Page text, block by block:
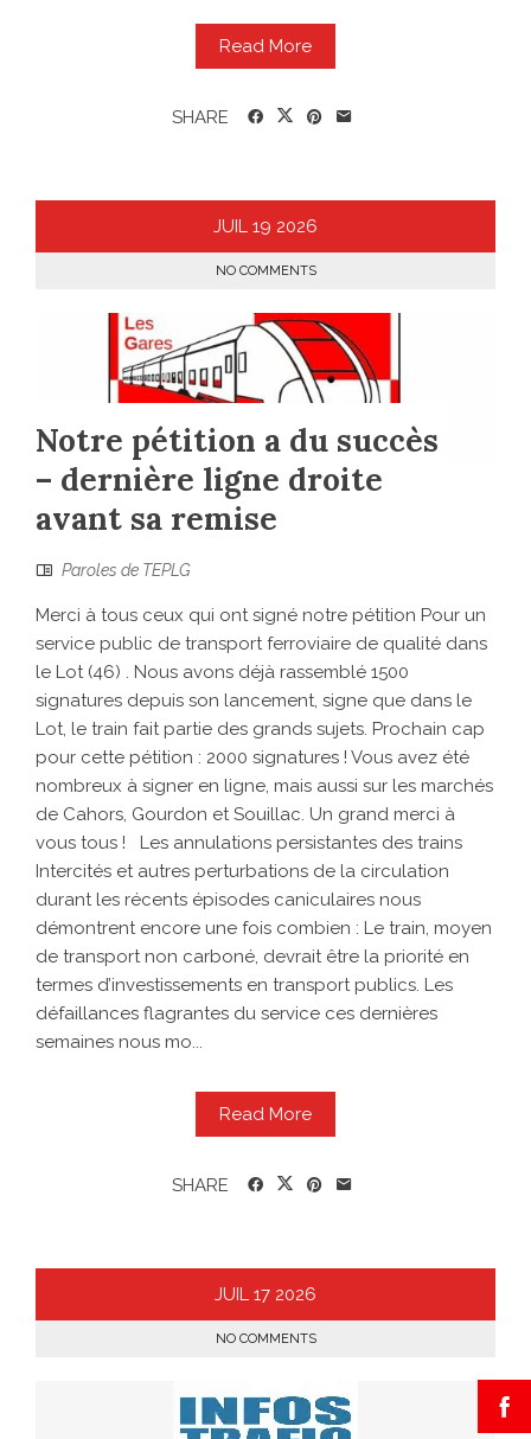
Read More
SHARE
JUIL 19 2026
NO COMMENTS
Notre pétition a du succès
– dernière ligne droite
avant sa remise
Paroles de TEPLG
Merci à tous ceux qui ont signé notre pétition Pour un
service public de transport ferroviaire de qualité dans
le Lot (46) . Nous avons déjà rassemblé 1500
signatures depuis son lancement, signe que dans le
Lot, le train fait partie des grands sujets. Prochain cap
pour cette pétition : 2000 signatures ! Vous avez été
nombreux à signer en ligne, mais aussi sur les marchés
de Cahors, Gourdon et Souillac. Un grand merci à
vous tous ! Les annulations persistantes des trains
Intercités et autres perturbations de la circulation
durant les récents épisodes caniculaires nous
démontrent encore une fois combien : Le train, moyen
de transport non carboné, devrait être la priorité en
termes d’investissements en transport publics. Les
défaillances flagrantes du service ces dernières
semaines nous mo...
Read More
SHARE
JUIL 17 2026
NO COMMENTS